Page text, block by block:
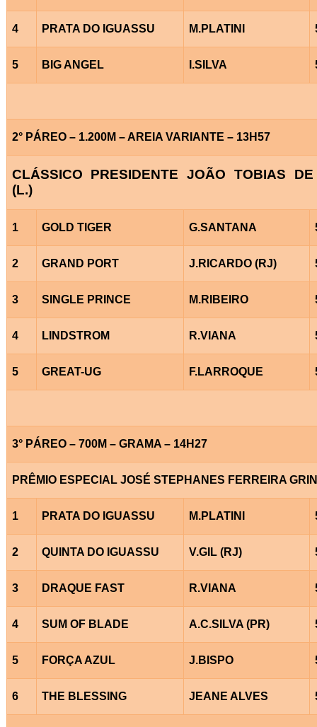
4 PRATA DO IGUASSU M.PLATINI
5 BIG ANGEL I.SILVA
2° PÁREO – 1.200M – AREIA VARIANTE – 13H57
CLÁSSICO PRESIDENTE JOÃO TOBIAS
(L.)
1 GOLD TIGER G.SANTANA
2 GRAND PORT J.RICARDO (RJ)
3 SINGLE PRINCE M.RIBEIRO
4 LINDSTROM R.VIANA
5 GREAT-UG F.LARROQUE
3° PÁREO – 700M – GRAMA – 14H27
PRÊMIO ESPECIAL JOSÉ STEPHANES FERREIRA
1 PRATA DO IGUASSU M.PLATINI
2 QUINTA DO IGUASSU V.GIL (RJ)
3 DRAQUE FAST R.VIANA
4 SUM OF BLADE A.C.SILVA (PR)
5 FORÇA AZUL J.BISPO
6 THE BLESSING JEANE ALVES